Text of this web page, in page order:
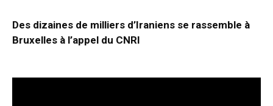
Des dizaines de milliers d’Iraniens se rassemble à
Bruxelles à l’appel du CNRI